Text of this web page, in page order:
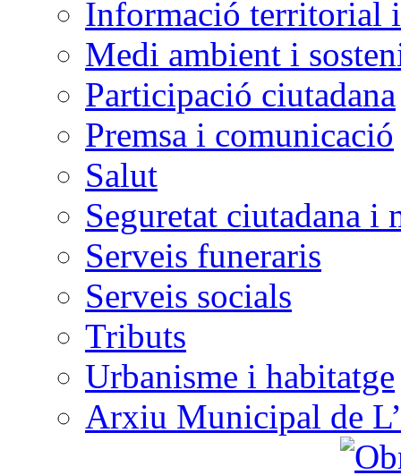
Informació territorial
Medi ambient i
Participació ciutadana
Premsa i comunicació
Salut
Seguretat ciutadana i
Serveis funeraris
Serveis socials
Tributs
Urbanisme i habitatge
Arxiu Municipal de